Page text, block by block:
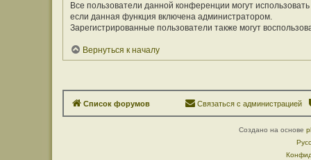
Все пользователи данной конференции могут
если данная функция включена администратором.
Зарегистрированные пользователи также могут
Вернуться к началу
Список форумов Связаться с администрацией
Создано на основе